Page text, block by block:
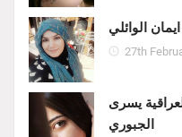
الوائلي
27th
يسرى
الجبوري